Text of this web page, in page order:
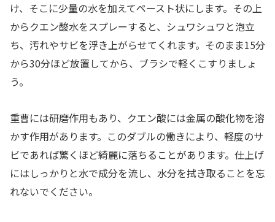
け、そこに少量の水を加えてペースト状にします。その上
からクエン酸水をスプレーすると、シュワシュワと泡立
ち、汚れやサビを浮き上がらせてくれます。そのまま15分
から30分ほど放置してから、ブラシで軽くこすりましょ
う。
重曹には研磨作用もあり、クエン酸には金属の酸化物を溶
かす作用があります。このダブルの働きにより、軽度のサ
ビであれば驚くほど綺麗に落ちることがあります。仕上げ
にはしっかりと水で成分を流し、水分を拭き取ることを忘
れないでください。